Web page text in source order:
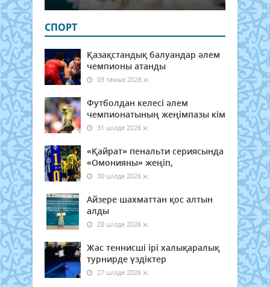
СПОРТ
Қазақстандық балуандар әлем
чемпионы атанды
03 тамыз 2026 ж.
Футболдан келесі әлем
чемпионатының жеңімпазы кім
31 шілде 2026 ж.
«Қайрат» пенальти сериясында
«Омонияны» жеңіп,
30 шілде 2026 ж.
Айзере шахматтан қос алтын
алды
28 шілде 2026 ж.
Жас теннисші ірі халықаралық
турнирде үздіктер
27 шілде 2026 ж.